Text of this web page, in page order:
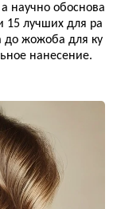
научно обоснова
15 лучших для ра
до жожоба для ку
нанесение.